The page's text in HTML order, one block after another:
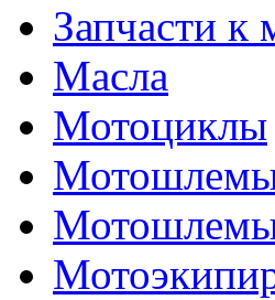
Запчасти к
Масла
Мотоциклы